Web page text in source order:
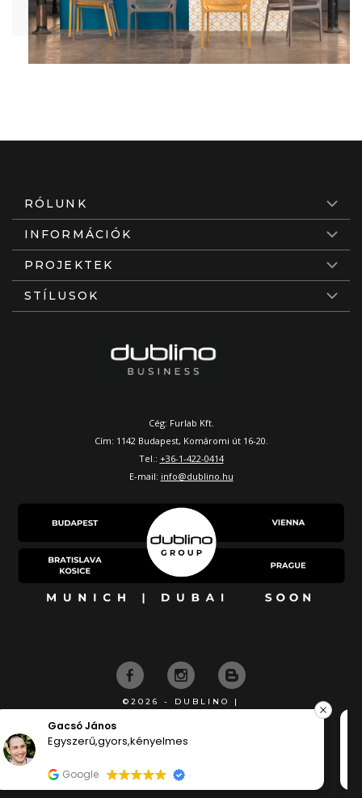
RÓLUNK
INFORMÁCIÓK
PROJEKTEK
STÍLUSOK
Cég: Furlab Kft.
Cím: 1142 Budapest, Komáromi út 16-20.
Tel.: +36-1-422-0414
E-mail: info@dublino.hu
©2026 - DUBLINO |
József Csurgai
Flottul ment a rendelés, korrekt a tájékoytatás,
Google